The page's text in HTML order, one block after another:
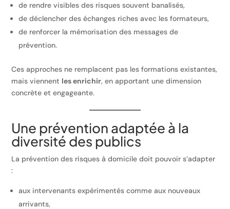
de rendre visibles des risques souvent banalisés,
de déclencher des échanges riches avec les formateurs,
de renforcer la mémorisation des messages de
prévention.
Ces approches ne remplacent pas les formations existantes,
mais viennent les enrichir, en apportant une dimension
concrète et engageante.
Une prévention adaptée à la
diversité des publics
La prévention des risques à domicile doit pouvoir s’adapter
:
aux intervenants expérimentés comme aux nouveaux
arrivants,